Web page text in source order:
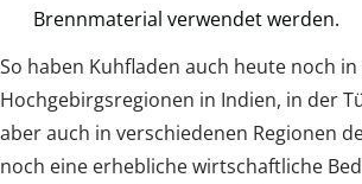
Brennmaterial verwendet werden.
So haben Kuhfladen auch heute noch
Hochgebirgsregionen in Indien, in der
aber auch in verschiedenen Regionen
noch eine erhebliche wirtschaftliche